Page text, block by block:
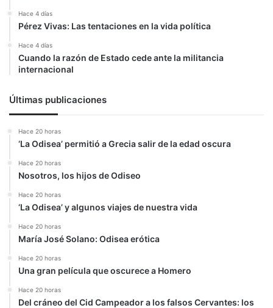
Hace 4 días
Pérez Vivas: Las tentaciones en la vida política
Hace 4 días
Cuando la razón de Estado cede ante la militancia
internacional
Últimas publicaciones
Hace 20 horas
‘La Odisea’ permitió a Grecia salir de la edad oscura
Hace 20 horas
Nosotros, los hijos de Odiseo
Hace 20 horas
‘La Odisea’ y algunos viajes de nuestra vida
Hace 20 horas
María José Solano: Odisea erótica
Hace 20 horas
Una gran película que oscurece a Homero
Hace 20 horas
Del cráneo del Cid Campeador a los falsos Cervantes: los